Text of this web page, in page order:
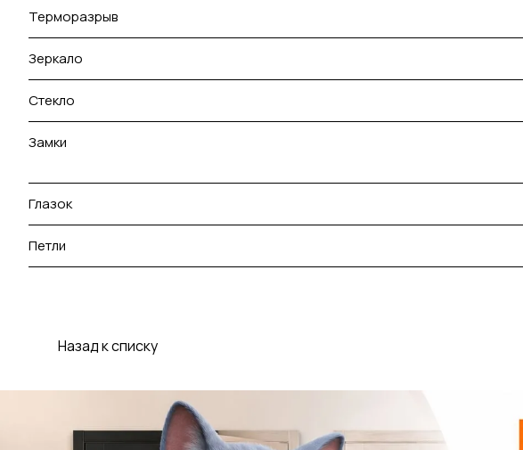
Терморазрыв
Зеркало
Стекло
Замки
Глазок
Петли
Назад к списку